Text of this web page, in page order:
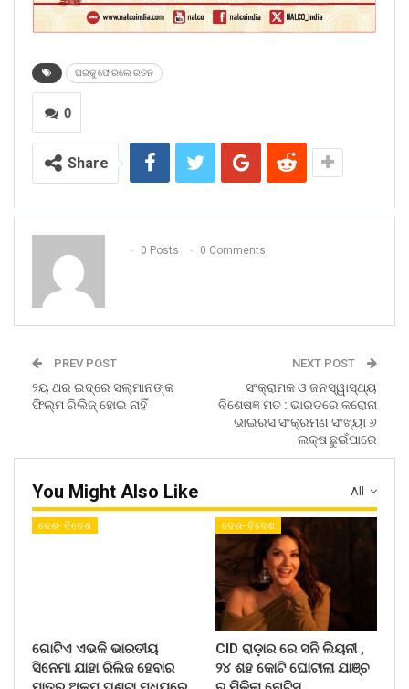
ଘରକୁ ଫେରିଲେ ରତନ
0
Share
0 Posts 0 Comments
PREV POST
୨ୟ ଥର ଇଦ୍‌ରେ ସଲ୍‌ମାନଙ୍କ
ଫିଲ୍ମ ରିଲିଜ୍‌ ହୋଇ ନାହିଁ
NEXT POST
ସଂକ୍ରାମକ ଓ ଜନସ୍ୱାସ୍ଥ୍ୟ
ବିଶେଷଜ୍ଞ ମତ : ଭାରତରେ କରୋନା
ଭାଇରସ ସଂକ୍ରମଣ ସଂଖ୍ୟା ୬
ଲକ୍ଷ ଛୁଇଁପାରେ
All
You Might Also Like
ଦେଶ- ବିଦେଶ
ଗୋଟିଏ ଏଭଳି ଭାରତୀୟ
ସିନେମା ଯାହା ରିଲିଜ ହେବାର
ଦେଶ- ବିଦେଶ
CID ରାଡ଼ାର ରେ ସନି ଲିୟନୀ ,
୨୪ ଶହ କୋଟି ଘୋଟାଲା ଯାଞ୍ଚ